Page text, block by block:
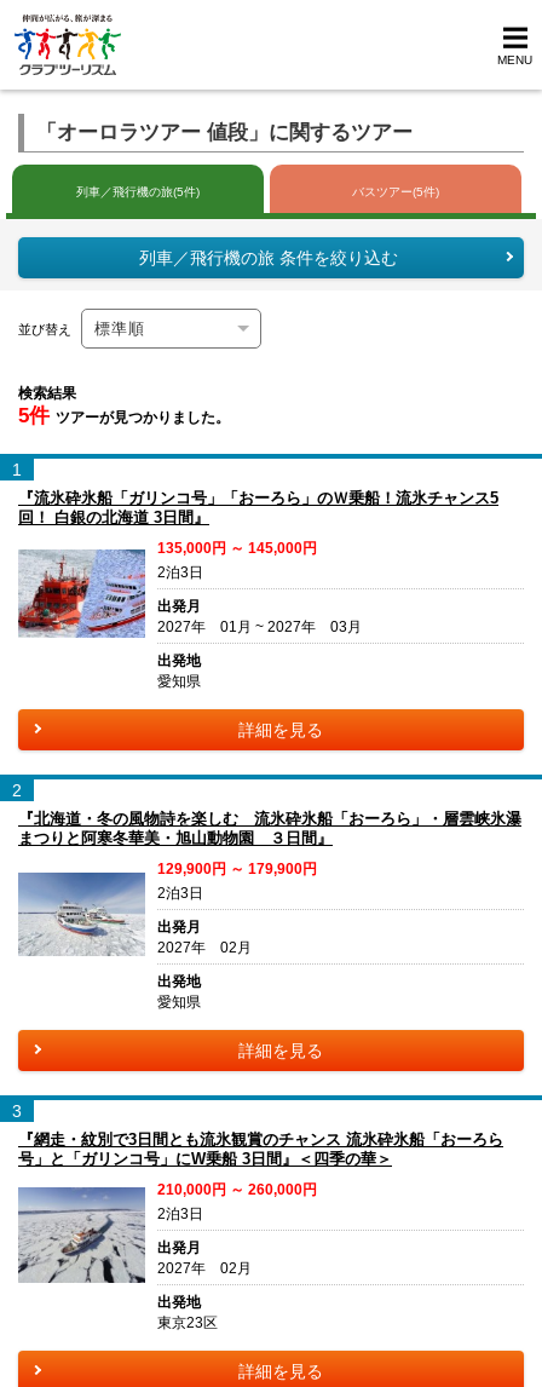
MENU
「オーロラツアー 値段」に関するツアー
列車／飛行機の旅(5件) バスツアー(5件)
列車／飛行機の旅 条件を絞り込む
並び替え
検索結果
5件 ツアーが見つかりました。
1
『流氷砕氷船「ガリンコ号」「おーろら」のＷ乗船！流氷チャンス5
回！ 白銀の北海道 3日間』
135,000円 ～ 145,000円
2泊3日
出発月
2027年 01月 ~ 2027年 03月
出発地
愛知県
詳細を見る
2
『北海道・冬の風物詩を楽しむ 流氷砕氷船「おーろら」・層雲峡氷瀑
まつりと阿寒冬華美・旭山動物園 ３日間』
129,900円 ～ 179,900円
2泊3日
出発月
2027年 02月
出発地
愛知県
詳細を見る
3
『網走・紋別で3日間とも流氷観賞のチャンス 流氷砕氷船「おーろら
号」と「ガリンコ号」にW乗船 3日間』＜四季の華＞
210,000円 ～ 260,000円
2泊3日
出発月
2027年 02月
出発地
東京23区
詳細を見る